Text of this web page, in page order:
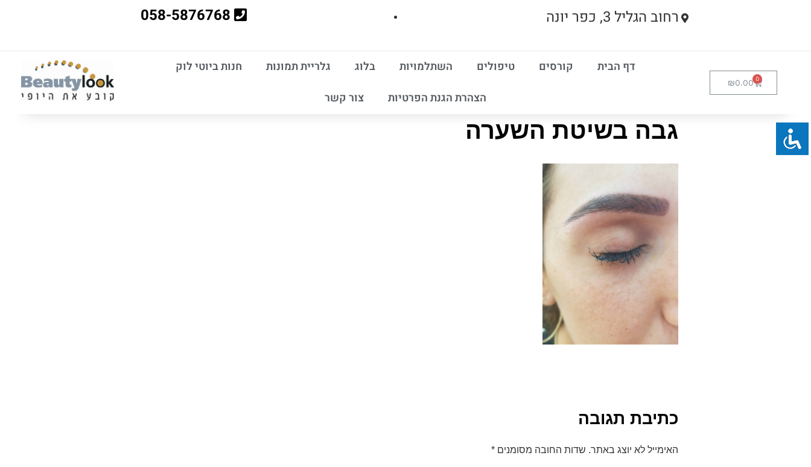
רחוב הגליל 3, כפר יונה 058-5876768
₪0.00
דף הבית קורסים טיפולים השתלמויות בלוג גלריית תמונות
חנות ביוטי לוק
הצהרת הגנת הפרטיות
צור קשר
גבה בשיטת השערה
כתיבת תגובה
האימייל לא יוצג באתר. שדות החובה מסומנים *